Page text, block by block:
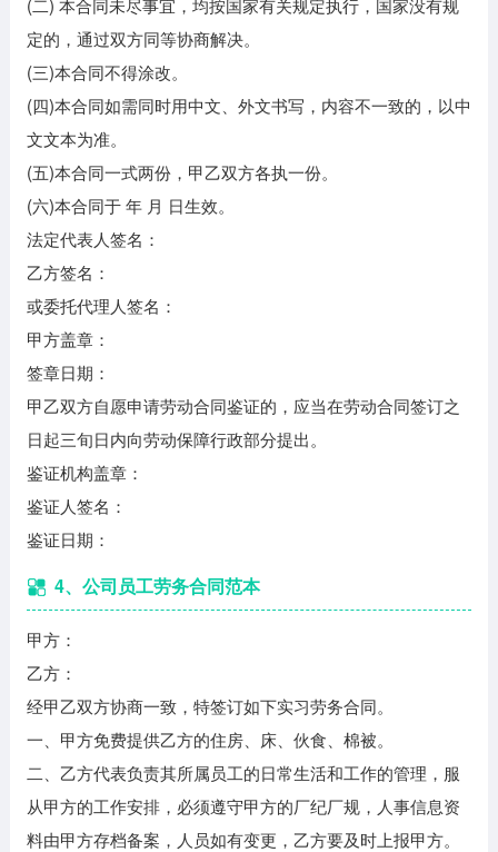
定的，通过双方同等协商解决。
(三)本合同不得涂改。
(四)本合同如需同时用中文、外文书写，内容不一致的，以中
文文本为准。
(五)本合同一式两份，甲乙双方各执一份。
(六)本合同于 年 月 日生效。
法定代表人签名：
乙方签名：
或委托代理人签名：
甲方盖章：
签章日期：
甲乙双方自愿申请劳动合同鉴证的，应当在劳动合同签订之
日起三旬日内向劳动保障行政部分提出。
鉴证机构盖章：
鉴证人签名：
鉴证日期：
4、公司员工劳务合同范本
甲方：
乙方：
经甲乙双方协商一致，特签订如下实习劳务合同。
一、甲方免费提供乙方的住房、床、伙食、棉被。
二、乙方代表负责其所属员工的日常生活和工作的管理，服
从甲方的工作安排，必须遵守甲方的厂纪厂规，人事信息资
料由甲方存档备案，人员如有变更，乙方要及时上报甲方。